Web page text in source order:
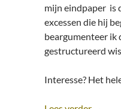
mijn eindpaper is
excessen die hij
beargumenteer ik
gestructureerd
Interesse? Het